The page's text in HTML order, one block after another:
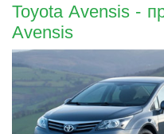
Toyota Avensis -
Avensis